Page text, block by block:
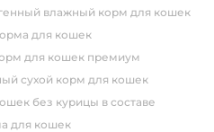
влажный корм для кошек
для кошек
для кошек премиум
сухой корм для кошек
без курицы в составе
для кошек